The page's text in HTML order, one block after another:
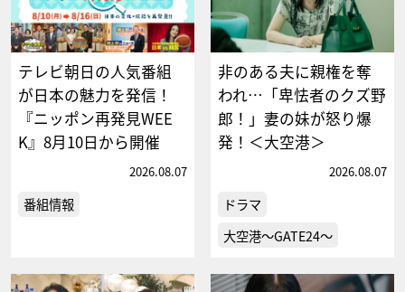
テレビ朝日の人気番組
が日本の魅力を発信！
『ニッポン再発見WEE
K』8月10日から開催
2026.08.07
番組情報
非のある夫に親権を奪
われ…「卑怯者のクズ野
郎！」妻の妹が怒り爆
発！＜大空港＞
2026.08.07
ドラマ
大空港～GATE24～